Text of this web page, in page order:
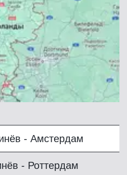
- Амстердам
- Роттердам